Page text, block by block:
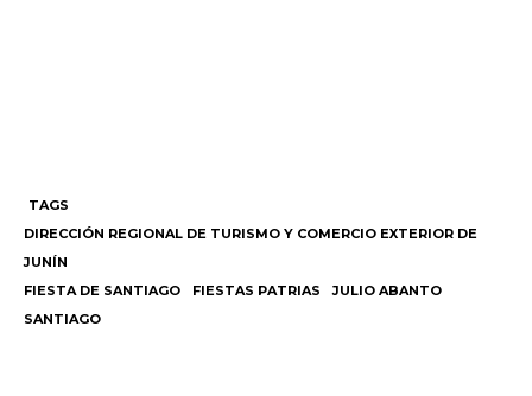
TAGS
DIRECCIÓN REGIONAL DE TURISMO Y COMERCIO EXTERIOR DE
JUNÍN
FIESTA DE SANTIAGO
FIESTAS PATRIAS
JULIO ABANTO
SANTIAGO